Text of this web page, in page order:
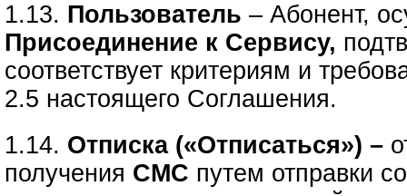
1.13. Пользователь– Абонент,
Присоединение к Сервису,
соответствует критериям и
2.5 настоящего Соглашения.
1.14. Отписка («Отписаться») –
получения СМС путем отправки